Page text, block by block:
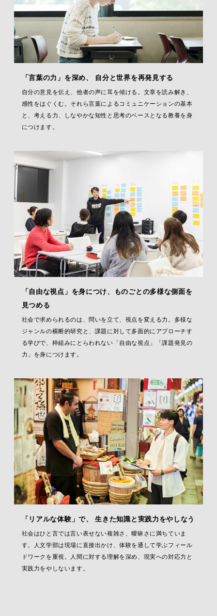
「言葉の力」を深め、 自分と世界を再発見する
自分の意見を伝え、他者の声に耳を傾ける。文章を読み解き、
感性をはぐくむ。それら言葉によるコミュニケーションの基本
と、考える力、しなやかな知性と思考のベースとなる教養を身
につけます。
「自由な視点」を身につけ、ものごとの多様な側面を
見つめる
社会で求められるのは、問いを立て、視点を変える力。多様な
ジャンルの横断的研究と、課題に対して多面的にアプローチす
る学びで、枠組みにとらわれない「自由な視点」「課題発見の
力」を身につけます。
「リアルな体験」で、 生きた知識と実践力をやしなう
社会はひと言では言い表せない複雑さ、曖昧さに満ちていま
す。人文学部は現場に直接出かけ、体験を通して学ぶフィール
ドワークを重視。人間に対する理解を深め、現実への対応力と
実践力をやしないます。